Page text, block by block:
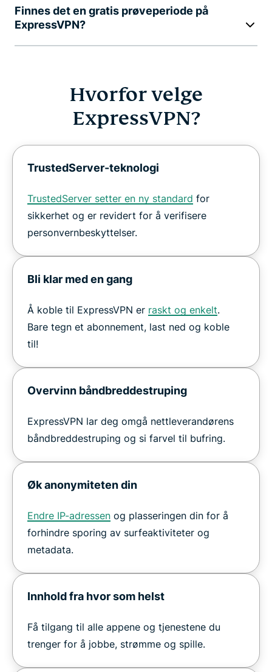
Finnes det en gratis prøveperiode på
ExpressVPN?
Hvorfor velge
ExpressVPN?
TrustedServer-teknologi
TrustedServer setter en ny standard for
sikkerhet og er revidert for å verifisere
personvernbeskyttelser.
Bli klar med en gang
Å koble til ExpressVPN er raskt og enkelt.
Bare tegn et abonnement, last ned og koble
til!
Overvinn båndbreddestruping
ExpressVPN lar deg omgå nettleverandørens
båndbreddestruping og si farvel til bufring.
Øk anonymiteten din
Endre IP-adressen og plasseringen din for å
forhindre sporing av surfeaktiviteter og
metadata.
Innhold fra hvor som helst
Få tilgang til alle appene og tjenestene du
trenger for å jobbe, strømme og spille.